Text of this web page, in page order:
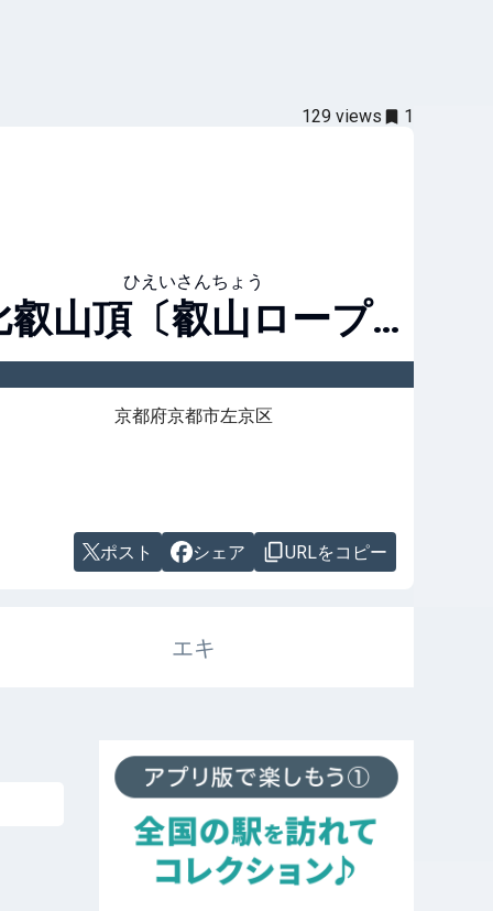
129 views 1
ひえいさんちょう
比叡山頂〔叡山ロープウェイ〕
京都府京都市左京区
ポスト シェア URLをコピー
エキ